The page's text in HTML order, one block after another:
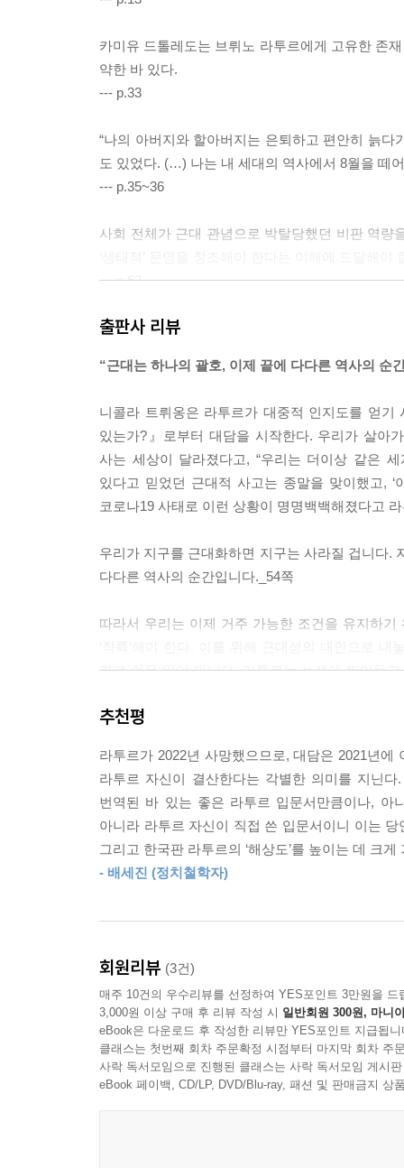
카미유 드톨레도는 브뤼노 라투르에게 고유한 존
약한 바 있다.
--- p.33
“나의 아버지와 할아버지는 은퇴하고 편안히 늙
도 있었다. (…) 나는 내 세대의 역사에서 8월을 떼
--- p.35~36
사회 전체가 근대 관념으로 박탈당했던 비판 역
--- p.62
“우리는 어디에 있지?” 우리가 처한 세계에 대한
입니다.
그러니까 완전히 기초부터 다시 시작해야 해요
표현을 했어요. “신발 속을 들여다보는 사람만이
성급한 도약을 피할 수 있습니다.
--- p.80
우리는 근대성과 함께 문명화되었지만 막다른 골
니다.
--- p.159~160
철학은 나에게 그런 겁니다. 우선, 철학은 필연적
잡아먹으려 들지 않고 상호 존중에 이르게 하는 것
철학은 존재의 양치기이지만 양떼를 좋은 곳으로
철학자들은 알지요, 철학은 전체성에 관심을 두
--- p.178
세상의 종말을 알리는 것은 할아버지의 역할도,
문명화 과정을 재개할 방법을 찾게 될 거라 나는
출판사 리뷰
“근대는 하나의 괄호, 이제 끝에 다다른 역사의 순
니콜라 트뤼옹은 라투르가 대중적 인지도를 얻
있는가?』로부터 대담을 시작한다. 우리가 살아
사는 세상이 달라졌다고, “우리는 더이상 같은
있다고 믿었던 근대적 사고는 종말을 맞이했고, ‘
코로나19 사태로 이런 상황이 명명백백해졌다고
우리가 지구를 근대화하면 지구는 사라질 겁니다.
다다른 역사의 순간입니다._54쪽
따라서 우리는 이제 거주 가능한 조건을 유지하기
결코 쉬운 일이 아니다. 라투르는 논쟁에 뛰어들
진정한 착륙을 위한 ‘자기기술’과 생태 계급의 형성
경험주의 철학자이자 실천하는 지식인이었던 라
직접 컨소시엄을 꾸려 집단적으로 실천했던 것이
이 세계를 인식할 수단을 확보하고 싶다면 이 세
자기기술이 중요한 이유는 이를 통해 자신이 처
자기를 위해 행동하는 것부터 시작해야 한다.
정치적 역량을 되돌려주고 일반성으로의 성급한
수 있게 되는 것이다.
이렇게 행동 역량, 비판 역량, 정치적 역량을 획득
추천평
라투르가 2022년 사망했으므로, 대담은 2021년
라투르 자신이 결산한다는 각별한 의미를 지닌
번역된 바 있는 좋은 라투르 입문서만큼이나, 아
아니라 라투르 자신이 직접 쓴 입문서이니 이는
그리고 한국판 라투르의 ‘해상도’를 높이는 데 크게
- 배세진 (정치철학자)
회원리뷰 (3건)
매주 10건의 우수리뷰를 선정하여 YES포인트 3만원을 드
3,000원 이상 구매 후 리뷰 작성 시 일반회원 300원, 마니
eBook은 다운로드 후 작성한 리뷰만 YES포인트 지급됩니
클래스는 첫번째 회차 주문확정 시점부터 마지막 회차 주
사락 독서모임으로 진행된 클래스는 사락 독서모임 게시
eBook 페이백, CD/LP, DVD/Blu-ray, 패션 및 판매금지 상